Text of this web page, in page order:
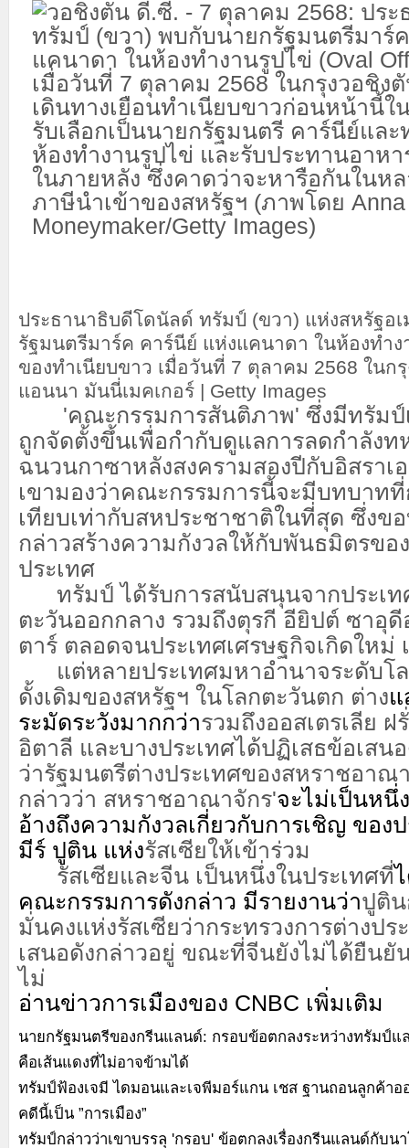
ประธานาธิบดีโดนัลด์ ทรัมป์ (ขวา) แห่งสหรัฐอ
รัฐมนตรีมาร์ค คาร์นีย์ แห่งแคนาดา ในห้องทำง
ของทำเนียบขาว เมื่อวันที่ 7 ตุลาคม 2568 ในก
แอนนา มันนี่เมคเกอร์ | Getty Images
'คณะกรรมการสันติภาพ' ซึ่งมีทรัมป์
ถูกจัดตั้งขึ้นเพื่อกำกับดูแลการลดกำลัง
ฉนวนกาซาหลังสงครามสองปีกับอิสราเ
เขามองว่าคณะกรรมการนี้จะมีบทบาท
เทียบเท่ากับสหประชาชาติในที่สุด ซึ่งข
กล่าวสร้างความกังวลให้กับพันธมิตรขอ
ประเทศ
ทรัมป์ ได้รับการสนับสนุนจากประเท
ตะวันออกกลาง รวมถึงตุรกี อียิปต์ ซาอุดี
ตาร์ ตลอดจนประเทศเศรษฐกิจเกิดใหม่
แต่หลายประเทศมหาอำนาจระดับโ
ดั้งเดิมของสหรัฐฯ ในโลกตะวันตก ต่างแ
ระมัดระวังมากกว่ารวมถึงออสเตรเลีย ฝ
อิตาลี และบางประเทศได้ปฏิเสธข้อเสน
ว่ารัฐมนตรีต่างประเทศของสหราชอาณ
กล่าวว่า สหราชอาณาจักร'จะไม่เป็นหนึ่
อ้างถึงความกังวลเกี่ยวกับการเชิญ ของ
มีร์ ปูติน แห่งรัสเซียให้เข้าร่วม
รัสเซียและจีน เป็นหนึ่งในประเทศที่
คณะกรรมการดังกล่าว มีรายงานว่าปูติน
มั่นคงแห่งรัสเซียว่ากระทรวงการต่างป
เสนอดังกล่าวอยู่ ขณะที่จีนยังไม่ได้ยืนยั
ไม่
อ่านข่าวการเมืองของ CNBC เพิ่มเติม
นายกรัฐมนตรีของกรีนแลนด์: กรอบข้อตกลงระหว่างทรัมป์แ
คือเส้นแดงที่ไม่อาจข้ามได้
ทรัมป์ฟ้องเจมี ไดมอนและเจพีมอร์แกน เชส ฐานถอนลูกค้าอ
คดีนี้เป็น ”การเมือง”
ทรัมป์กล่าวว่าเขาบรรลุ 'กรอบ' ข้อตกลงเรื่องกรีนแลนด์กับน